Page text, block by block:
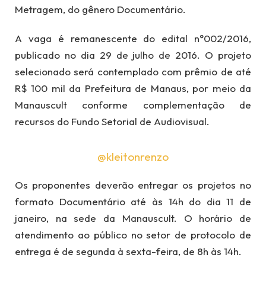
Metragem, do gênero Documentário.
A vaga é remanescente do edital n°002/2016,
publicado no dia 29 de julho de 2016. O projeto
selecionado será contemplado com prêmio de até
R$ 100 mil da Prefeitura de Manaus, por meio da
Manauscult conforme complementação de
recursos do Fundo Setorial de Audiovisual.
@kleitonrenzo
Os proponentes deverão entregar os projetos no
formato Documentário até às 14h do dia 11 de
janeiro, na sede da Manauscult. O horário de
atendimento ao público no setor de protocolo de
entrega é de segunda à sexta-feira, de 8h às 14h.